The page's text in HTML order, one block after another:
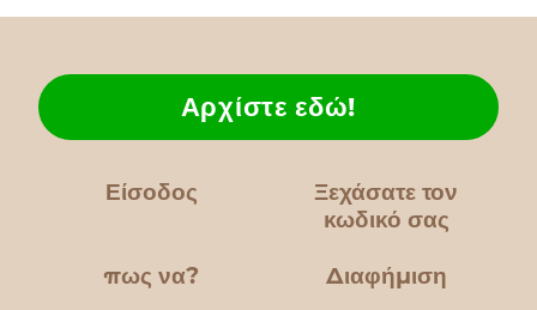
Είσοδος
Ξεχάσατε τον
κωδικό σας
πως να?
Αρχίστε εδώ!
Διαφήμιση